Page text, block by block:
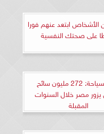
الأشخاص ابتعد عنهم فورا
على صحتك النفسية
وزير السياحة: 272 مليون سائح
مصر خلال السنوات
المقبلة